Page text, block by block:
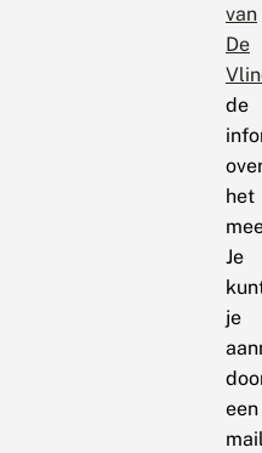
van
De
de
het
Je
je
een